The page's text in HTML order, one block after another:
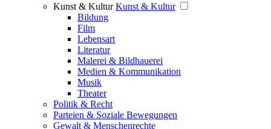
Kunst & Kultur Kunst & Kultur
Bildung
Film
Lebensart
Literatur
Malerei & Bildhauerei
Medien & Kommunikation
Musik
Theater
Politik & Recht
Parteien & Soziale Bewegungen
Gewalt & Menschenrechte